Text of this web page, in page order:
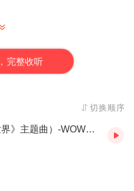
播有限公司
题曲） 演唱：WOW人声乐团
WOW人声乐团
完整收听
切换顺序
《梦想时光》（网游《梦想世界》主题曲）-WOW人声乐团